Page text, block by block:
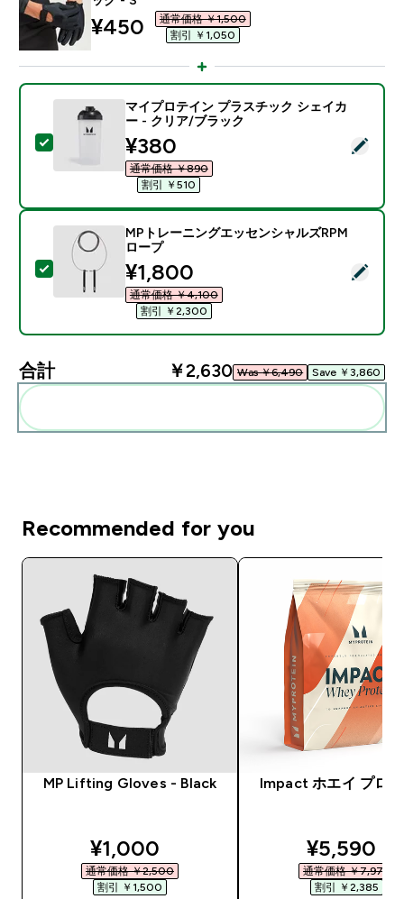
discounted price
¥450‎
通常価格 ￥1,500‎
割引 ￥1,050‎
この商品を選択 - マイプロテイン プラスチック シェ
マイプロテイン プラスチック シェイカ
ー - クリア/ブラック
discounted price
¥380‎
通常価格 ￥890‎
割引 ￥510‎
この商品を選択 - MPトレーニングエッセンシャルズ
MPトレーニングエッセンシャルズRPM
ロープ
discounted price
¥1,800‎
通常価格 ￥4,100‎
割引 ￥2,300‎
合計 ￥2,630‎ Was ￥6,490‎ Save ￥3,860‎
Recommended for you
MP Lifting Gloves - Black
discounted price
¥1,000‎
通常価格 ￥2,500‎
割引 ￥1,500‎
Impact ホエイ プロ
¥5,590‎
通常価格 ￥7,975‎
割引 ￥2,385‎